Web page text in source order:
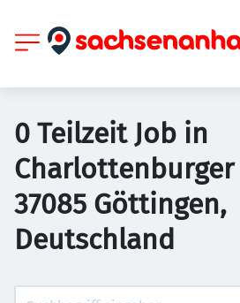
0 Teilzeit Job in
Charlottenburger
37085 Göttingen,
Deutschland